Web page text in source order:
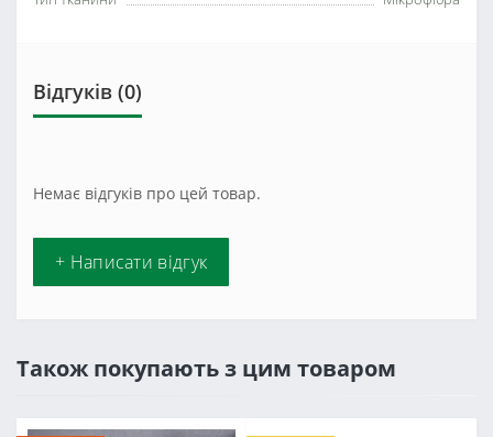
Відгуків (0)
Немає відгуків про цей товар.
+ Написати відгук
Також покупають з цим товаром